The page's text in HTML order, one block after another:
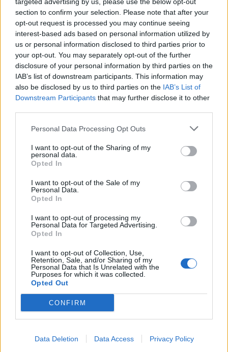
section to confirm your selection. Please note that after your
opt-out request is processed you may continue seeing
interest-based ads based on personal information utilized by
us or personal information disclosed to third parties prior to
your opt-out. You may separately opt-out of the further
disclosure of your personal information by third parties on the
IAB’s list of downstream participants. This information may
also be disclosed by us to third parties on the IAB’s List of
Downstream Participants that may further disclose it to other
Personal Data Processing Opt Outs
I want to opt-out of the Sharing of my
personal data.
Opted In
I want to opt-out of the Sale of my
Personal Data.
Opted In
I want to opt-out of processing my
Personal Data for Targeted Advertising.
Opted In
I want to opt-out of Collection, Use,
Retention, Sale, and/or Sharing of my
Personal Data that Is Unrelated with the
Purposes for which it was collected.
Opted Out
CONFIRM
Data Deletion Data Access Privacy Policy
OGGIONA CON SANTO STEFANO
Sala del consiglio piena per la